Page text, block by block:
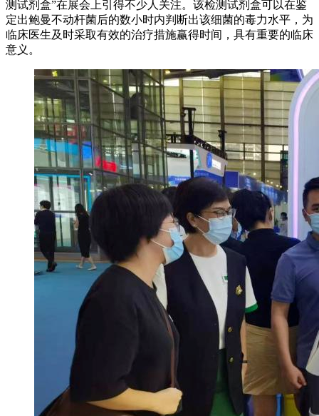
测试剂盒”在展会上引得不少人关注。该检测试剂盒可以在鉴
定出鲍曼不动杆菌后的数小时内判断出该细菌的毒力水平，为
临床医生及时采取有效的治疗措施赢得时间，具有重要的临床
意义。